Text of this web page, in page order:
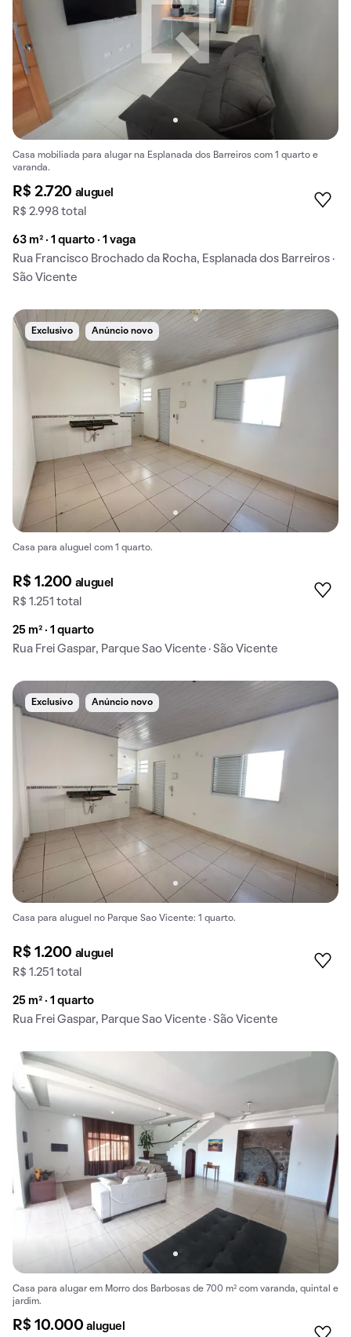
Casa mobiliada para alugar na Esplanada dos Barreiros com 1 quarto e
varanda.
R$ 2.720 aluguel
R$ 2.998 total
63 m² · 1 quarto · 1 vaga
Rua Francisco Brochado da Rocha, Esplanada dos Barreiros ·
São Vicente
Exclusivo Anúncio novo
Casa para aluguel com 1 quarto.
R$ 1.200 aluguel
R$ 1.251 total
25 m² · 1 quarto
Rua Frei Gaspar, Parque Sao Vicente · São Vicente
Exclusivo Anúncio novo
Casa para aluguel no Parque Sao Vicente: 1 quarto.
R$ 1.200 aluguel
R$ 1.251 total
25 m² · 1 quarto
Rua Frei Gaspar, Parque Sao Vicente · São Vicente
Casa para alugar em Morro dos Barbosas de 700 m² com varanda, quintal e
jardim.
R$ 10.000aluguel